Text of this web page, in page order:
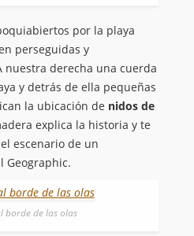
por la playa
perseguidas y
nuestra derecha una cuerda
y detrás de ella pequeñas
la ubicación de nidos de
explica la historia y te
escenario de un
Geographic.
borde de las olas